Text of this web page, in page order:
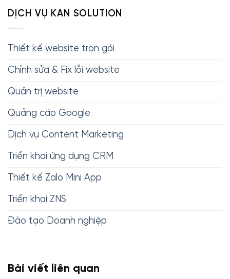
DỊCH VỤ KAN SOLUTION
Thiết kế website trọn gói
Chỉnh sửa & Fix lỗi website
Quản trị website
Quảng cáo Google
Dịch vụ Content Marketing
Triển khai ứng dụng CRM
Thiết kế Zalo Mini App
Triển khai ZNS
Đào tạo Doanh nghiệp
Bài viết liên quan